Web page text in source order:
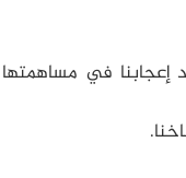
إعجابنا في